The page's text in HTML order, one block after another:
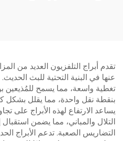
تقدم أبراج التلفزيون العديد من
عنها في البنية التحتية للبث
تغطية واسعة، مما يسمح للمُذيعين
بنقطة نقل واحدة، مما يقلل بشكل
يساعد الارتفاع لهذه الأبراج على
التلال والمباني، مما يضمن
التضاريس الصعبة. تدعم الأبراج